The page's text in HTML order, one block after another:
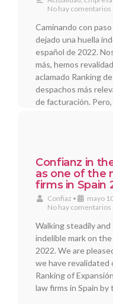
No hay comentarios
Caminando con
dejado una huella
español de 2022.
más, hemos
aclamado Ranking
despachos más
de facturación.
Confianz in
as one of the
firms in Spain
Confiaz • mayo
No hay comentarios
Walking steadily
indelible mark on
2022. We are
we have revalidated
Ranking of
law firms in Spain